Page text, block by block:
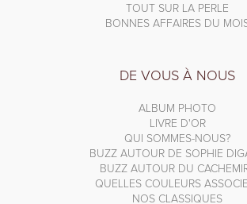
TOUT SUR LA PERLE
BONNES AFFAIRES DU
DE VOUS À NOUS
ALBUM PHOTO
LIVRE D'OR
QUI SOMMES-NOUS?
BUZZ AUTOUR DE SOPHIE
BUZZ AUTOUR DU
QUELLES COULEURS
NOS CLASSIQUES